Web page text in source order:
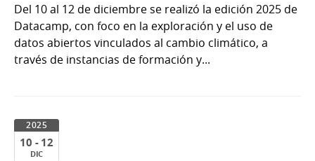
Del 10 al 12 de diciembre se realizó la edición 2025 de
Datacamp, con foco en la exploración y el uso de
datos abiertos vinculados al cambio climático, a
través de instancias de formación y...
2025
10 - 12
DIC